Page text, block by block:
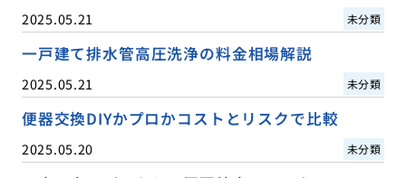
2025.05.21 未分類
一戸建て排水管高圧洗浄の料金相場解説
2025.05.21 未分類
便器交換DIYかプロかコストとリスクで比較
2025.05.20 未分類